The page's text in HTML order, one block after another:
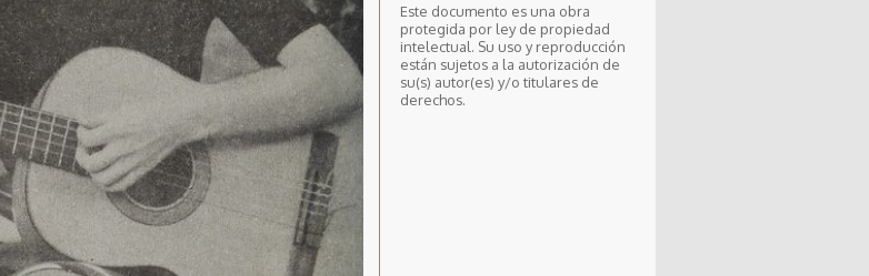
Este documento es una obra
protegida por ley de propiedad
intelectual. Su uso y reproducción
están sujetos a la autorización de
su(s) autor(es) y/o titulares de
derechos.